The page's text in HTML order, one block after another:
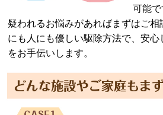
可能
疑われるお悩みがあればまずはご
にも人にも優しい駆除方法で、安心
をお手伝いします。